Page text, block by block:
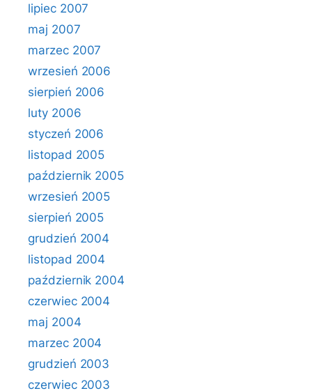
lipiec 2007
maj 2007
marzec 2007
wrzesień 2006
sierpień 2006
luty 2006
styczeń 2006
listopad 2005
październik 2005
wrzesień 2005
sierpień 2005
grudzień 2004
listopad 2004
październik 2004
czerwiec 2004
maj 2004
marzec 2004
grudzień 2003
czerwiec 2003